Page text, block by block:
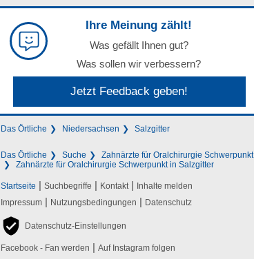
Ihre Meinung zählt!
Was gefällt Ihnen gut?
Was sollen wir verbessern?
Jetzt Feedback geben!
Das Örtliche Niedersachsen Salzgitter
Das Örtliche Suche
Zahnärzte für Oralchirurgie Schwerpunkt
Zahnärzte für Oralchirurgie Schwerpunkt in Salzgitter
Startseite | Suchbegriffe | Kontakt | Inhalte melden
Impressum | Nutzungsbedingungen | Datenschutz
Datenschutz-Einstellungen
Facebook - Fan werden | Auf Instagram folgen